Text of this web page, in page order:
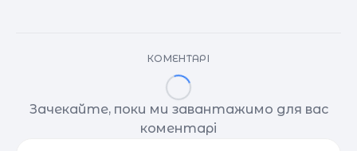
КОМЕНТАРІ
Зачекайте, поки ми завантажимо для вас
коментарі